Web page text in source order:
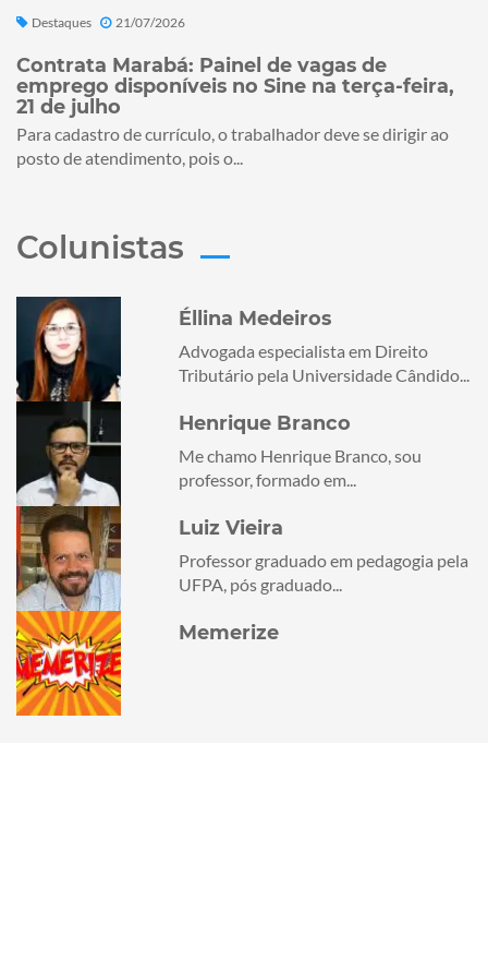
Destaques 21/07/2026
Contrata Marabá: Painel de vagas de
emprego disponíveis no Sine na terça-feira,
21 de julho
Para cadastro de currículo, o trabalhador deve se dirigir ao
posto de atendimento, pois o...
Colunistas
Éllina Medeiros
Advogada especialista em Direito
Tributário pela Universidade Cândido...
Henrique Branco
Me chamo Henrique Branco, sou
professor, formado em...
Luiz Vieira
Professor graduado em pedagogia pela
UFPA, pós graduado...
Memerize